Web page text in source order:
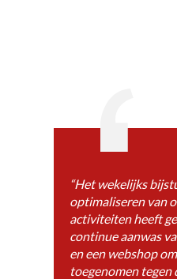
“Het wekelijks
optimaliseren van
activiteiten heeft
continue aanwas
en een webshop
toegenomen tegen